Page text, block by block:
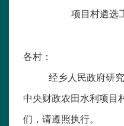
项目村遴选
各村：
经乡人民政府研
中央财政农田水利项目
们，请遵照执行。